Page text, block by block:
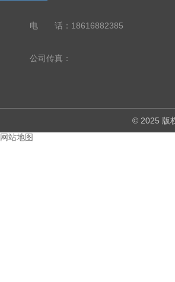
电 话：18616882385
公司传真：
© 2025 版
网站地图